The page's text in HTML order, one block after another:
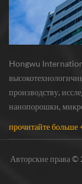
Hongwu
производству,
нанопорошки,
Сюйчжоу, Цзянсу, в
прочитайте больше
Авторские права